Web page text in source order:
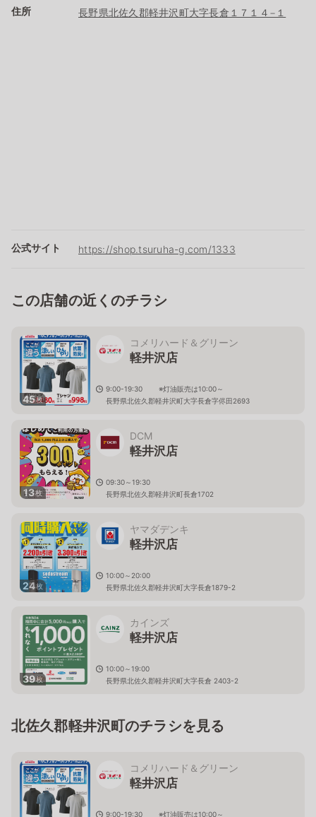
住所 長野県北佐久郡軽井沢町大字長倉１７１４−１
公式サイト https://shop.tsuruha-g.com/1333
この店舗の近くのチラシ
45枚
コメリハード＆グリーン
軽井沢店
9:00-19:30 ※灯油販売は10:00～
長野県北佐久郡軽井沢町大字長倉字侭田2693
13枚
DCM
軽井沢店
09:30～19:30
長野県北佐久郡軽井沢町長倉1702
24枚
ヤマダデンキ
軽井沢店
10:00～20:00
長野県北佐久郡軽井沢町大字長倉1879-2
39枚
カインズ
軽井沢店
10:00～19:00
長野県北佐久郡軽井沢町大字長倉 2403-2
北佐久郡軽井沢町のチラシを見る
コメリハード＆グリーン
軽井沢店
9:00-19:30 ※灯油販売は10:00～